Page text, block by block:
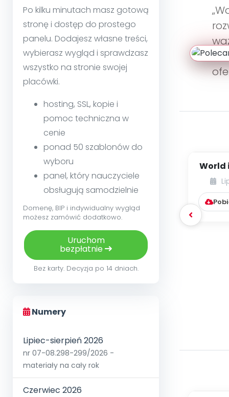
Po kilku minutach masz gotową
stronę i dostęp do prostego
panelu. Dodajesz własne treści,
wybierasz wygląd i sprawdzasz
wszystko na stronie swojej
placówki.
hosting, SSL, kopie i
pomoc techniczna w
cenie
ponad 50 szablonów do
wyboru
panel, który nauczyciele
obsługują samodzielnie
Domenę, BIP i indywidualny wygląd
możesz zamówić dodatkowo.
Uruchom
bezpłatnie
Bez karty. Decyzja po 14 dniach.
Numery
Lipiec-sierpień 2026
nr 07-08.298-299/2026 -
materiały na cały rok
Czerwiec 2026
World